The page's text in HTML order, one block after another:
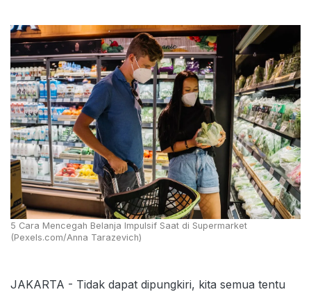
5 Cara Mencegah Belanja Impulsif Saat di Supermarket
(Pexels.com/Anna Tarazevich)
JAKARTA - Tidak dapat dipungkiri, kita semua tentu